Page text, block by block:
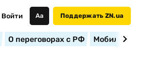
Войти Аа Поддержать ZN.ua
О переговорах с РФ